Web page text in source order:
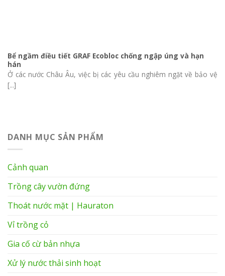
DANH MỤC SẢN PHẨM
Cảnh quan
Trồng cây vườn đứng
Thoát nước mặt | Hauraton
Vỉ trồng cỏ
Gia cố cừ bản nhựa
Xử lý nước thải sinh hoạt
Bể ngầm điều tiết GRAF Ecobloc chống ngập úng và hạn
hán
Ở các nước Châu Âu, việc bị các yêu cầu nghiêm ngặt về bảo vệ
[...]